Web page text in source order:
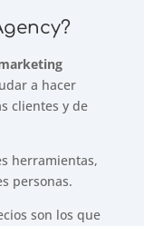
a hacer
clientes y de
herramientas,
personas.
son los que